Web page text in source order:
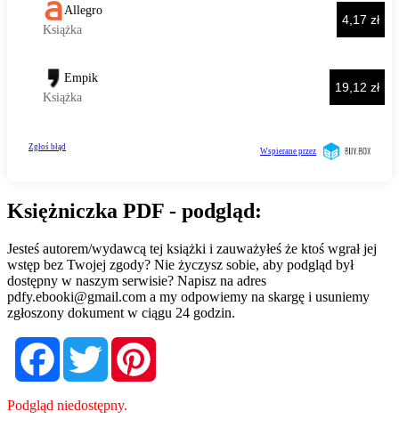
Księżniczka PDF - podgląd:
Jesteś autorem/wydawcą tej książki i zauważyłeś że ktoś wgrał jej
wstęp bez Twojej zgody? Nie życzysz sobie, aby podgląd był
dostępny w naszym serwisie? Napisz na adres
pdfy.ebooki@gmail.com a my odpowiemy na skargę i usuniemy
zgłoszony dokument w ciągu 24 godzin.
FacebookTwitter
Podgląd niedostępny.